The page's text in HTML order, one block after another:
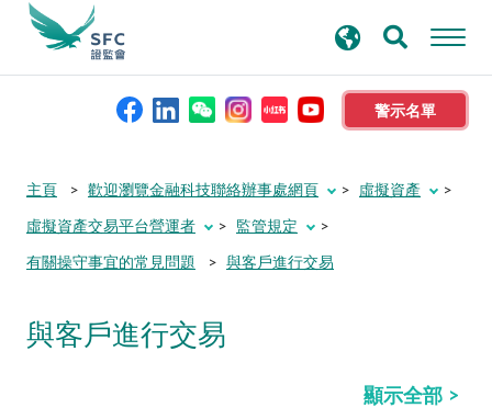
警示名單
本會簡介
尋
主頁 歡迎瀏覽金融科技聯絡辦事處網頁
虛擬資產
虛擬資產交易平台營運者
監管規定
有關操守事宜的常見問題
與客戶進行交易
與客戶進行交易
顯示全部